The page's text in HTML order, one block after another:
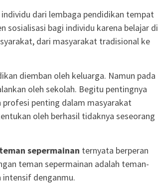
dari lembaga pendidikan tempat
sosialisasi bagi individu karena belajar di
dari masyarakat tradisional ke
diemban oleh keluarga. Namun pada
oleh sekolah. Begitu pentingnya
profesi penting dalam masyarakat
oleh berhasil tidaknya seseorang
teman sepermainan ternyata berperan
teman sepermainan adalah teman-
intensif denganmu.